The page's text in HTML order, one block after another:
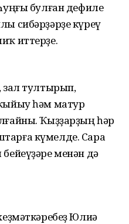
булған дефиле
сибәрҙәрҙе күреү
иттерҙе.
зал тултырып,
һәм матур
Ҡыҙҙарҙың һәр
күмелде. Сара
менән дә
Юлиә